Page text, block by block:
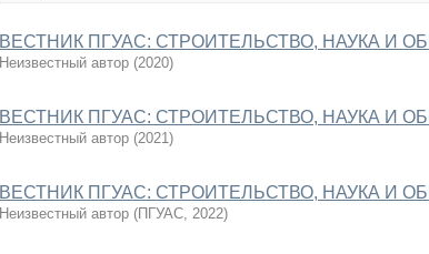
ВЕСТНИК ПГУАС: СТРОИТЕЛЬСТВО, НАУКА И
Неизвестный автор (2020)
ВЕСТНИК ПГУАС: СТРОИТЕЛЬСТВО, НАУКА И
Неизвестный автор (2021)
ВЕСТНИК ПГУАС: СТРОИТЕЛЬСТВО, НАУКА И
Неизвестный автор (ПГУАС, 2022)